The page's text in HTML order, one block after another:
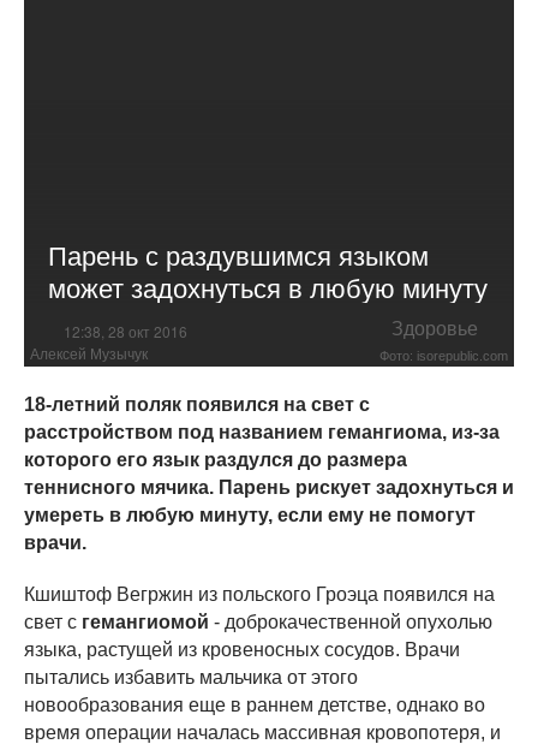
Парень с раздувшимся языком
может задохнуться в любую минуту
12:38, 28 окт 2016 Здоровье
Алексей Музычук Фото: isorepublic.com
18-летний поляк появился на свет с
расстройством под названием гемангиома, из-за
которого его язык раздулся до размера
теннисного мячика. Парень рискует задохнуться и
умереть в любую минуту, если ему не помогут
врачи.
Кшиштоф Вегржин из польского Гроэца появился на
свет с гемангиомой - доброкачественной опухолью
языка, растущей из кровеносных сосудов. Врачи
пытались избавить мальчика от этого
новообразования еще в раннем детстве, однако во
время операции началась массивная кровопотеря, и